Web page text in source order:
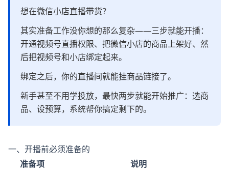
想在微信小店直播带货？
其实准备工作没你想的那么复杂——三步就能开播：
开通视频号直播权限、把微信小店的商品上架好、然
后把视频号和小店绑定起来。
绑定之后，你的直播间就能挂商品链接了。
新手甚至不用学投放，最快两步就能开始推广：选商
品、设预算，系统帮你搞定剩下的。
一、开播前必须准备的
准备项
说明